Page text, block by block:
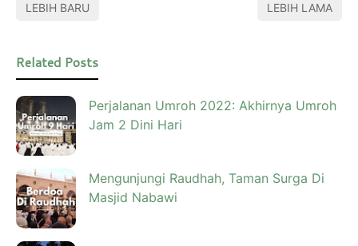
LEBIH BARU LEBIH LAMA
Related Posts
Perjalanan Umroh 2022: Akhirnya Umroh
Jam 2 Dini Hari
Mengunjungi Raudhah, Taman Surga Di
Masjid Nabawi